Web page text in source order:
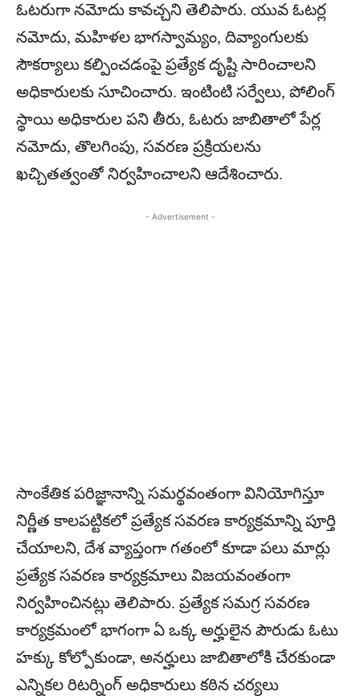
ఓటరుగా నమోదు కావచ్చని తెలిపారు. యువ ఓటర్ల
నమోదు, మహిళల భాగస్వామ్యం, దివ్యాంగులకు
సౌకర్యాలు కల్పించడంపై ప్రత్యేక దృష్టి సారించాలని
అధికారులకు సూచించారు. ఇంటింటి సర్వేలు, పోలింగ్
స్థాయి అధికారుల పని తీరు, ఓటరు జాబితాలో పేర్ల
నమోదు, తొలగింపు, సవరణ ప్రక్రియలను
ఖచ్చితత్వంతో నిర్వహించాలని ఆదేశించారు.
- Advertisement -
సాంకేతిక పరిజ్ఞానాన్ని సమర్థవంతంగా వినియోగిస్తూ
నిర్ణీత కాలపట్టికలో ప్రత్యేక సవరణ కార్యక్రమాన్ని పూర్తి
చేయాలని, దేశ వ్యాప్తంగా గతంలో కూడా పలు మార్లు
ప్రత్యేక సవరణ కార్యక్రమాలు విజయవంతంగా
నిర్వహించినట్లు తెలిపారు. ప్రత్యేక సమగ్ర సవరణ
కార్యక్రమంలో భాగంగా ఏ ఒక్క అర్హులైన పౌరుడు ఓటు
హక్కు కోల్పోకుండా, అనర్హులు జాబితాలోకి చేరకుండా
ఎన్నికల రిటర్నింగ్ అధికారులు కఠిన చర్యలు